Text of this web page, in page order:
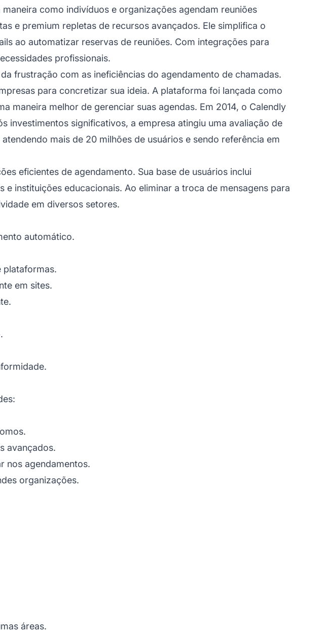
como indivíduos e organizações agendam reuniões
e premium repletas de recursos avançados. Ele simplifica o
ao automatizar reservas de reuniões. Com integrações para
profissionais.
frustração com as ineficiências do agendamento de chamadas.
para concretizar sua ideia. A plataforma foi lançada como
maneira melhor de gerenciar suas agendas. Em 2014, o Calendly
investimentos significativos, a empresa atingiu uma avaliação de
mais de 20 milhões de usuários e sendo referência em
eficientes de agendamento. Sua base de usuários inclui
instituições educacionais. Ao eliminar a troca de mensagens para
em diversos setores.
automático.
plataformas.
em sites.
avançados.
nos agendamentos.
organizações.
áreas.